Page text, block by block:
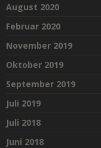
August 2020
Februar 2020
November 2019
Oktober 2019
September 2019
Juli 2019
Juli 2018
Juni 2018